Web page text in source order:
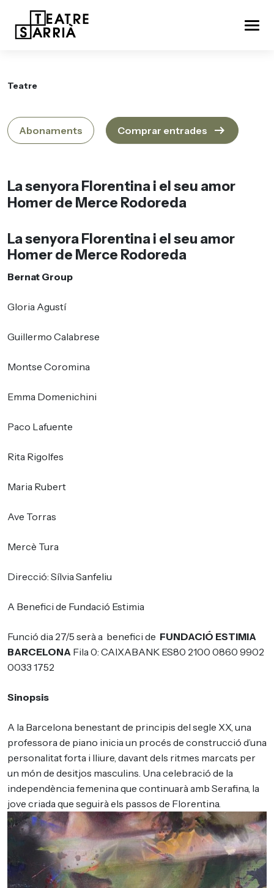
Teatre
Abonaments Comprar entrades arrow_right_alt
La senyora Florentina i el seu amor
Homer de Merce Rodoreda
La senyora Florentina i el seu amor
Homer de Merce Rodoreda
Bernat Group
Gloria Agustí
Guillermo Calabrese
Montse Coromina
Emma Domenichini
Paco Lafuente
Rita Rigolfes
Maria Rubert
Ave Torras
Mercè Tura
Direcció: Sílvia Sanfeliu
A Benefici de Fundació Estimia
Funció dia 27/5 serà a benefici de FUNDACIÓ ESTIMIA
BARCELONA Fila 0: CAIXABANK ES80 2100 0860 9902
0033 1752
Sinopsis
A la Barcelona benestant de principis del segle XX, una
professora de piano inicia un procés de construcció d’una
personalitat forta i lliure, davant dels ritmes marcats per
un món de desitjos masculins. Una celebració de la
independència femenina que continuarà amb Serafina, la
jove criada que seguirà els passos de Florentina.